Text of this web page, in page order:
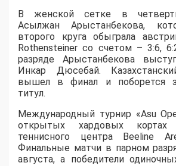
В женской сетке в
Асылжан Арыстанбекова,
второго круга обыграла
Rothensteiner со счетом – 3:6,
разряде Арыстанбекова
Инкар Дюсебай.
вышел в финал и поборется
титул.
Международный турнир «Asu
открытых хардовых кортах
теннисного центра Beeline
Финальные матчи в парном
августа, а победители